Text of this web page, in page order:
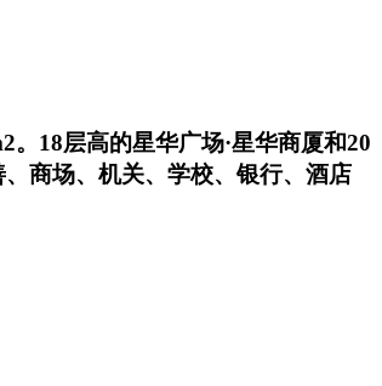
18层高的星华广场·星华商厦和20
商场、机关、学校、银行、酒店